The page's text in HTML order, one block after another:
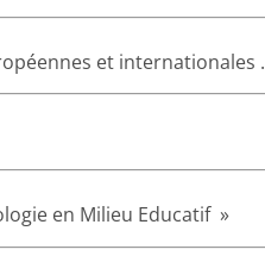
et internationales .
en Milieu Educatif »